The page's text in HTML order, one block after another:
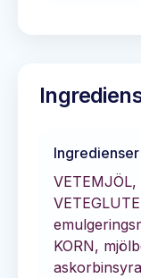
Ingredienser
KORN,